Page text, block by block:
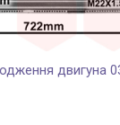
двигуна